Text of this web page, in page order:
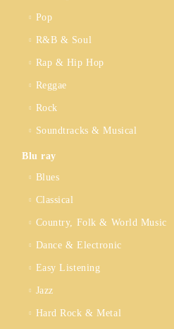
Pop
R&B & Soul
Rap & Hip Hop
Reggae
Rock
Soundtracks & Musical
Blu ray
Blues
Classical
Country, Folk & World Music
Dance & Electronic
Easy Listening
Jazz
Hard Rock & Metal